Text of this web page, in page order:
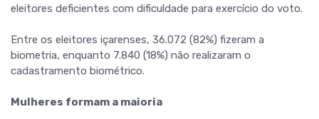
eleitores deficientes com dificuldade para exercício do voto.
Entre os eleitores içarenses, 36.072 (82%) fizeram a
biometria, enquanto 7.840 (18%) não realizaram o
cadastramento biométrico.
Mulheres formam a maioria